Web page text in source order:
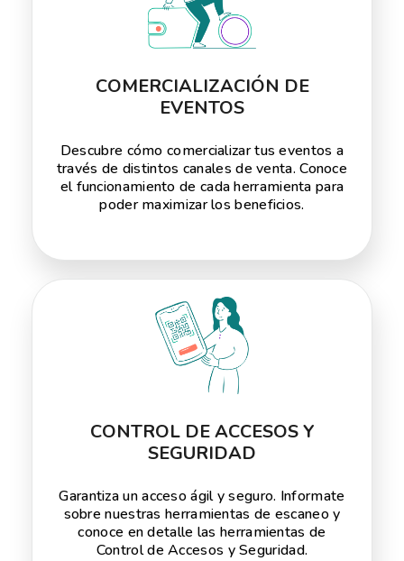
COMERCIALIZACIÓN DE
EVENTOS
Descubre cómo comercializar tus eventos a
través de distintos canales de venta. Conoce
el funcionamiento de cada herramienta para
poder maximizar los beneficios.
CONTROL DE ACCESOS Y
SEGURIDAD
Garantiza un acceso ágil y seguro. Informate
sobre nuestras herramientas de escaneo y
conoce en detalle las herramientas de
Control de Accesos y Seguridad.